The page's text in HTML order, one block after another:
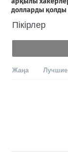
Пікірлер
Жаңа Лучшие